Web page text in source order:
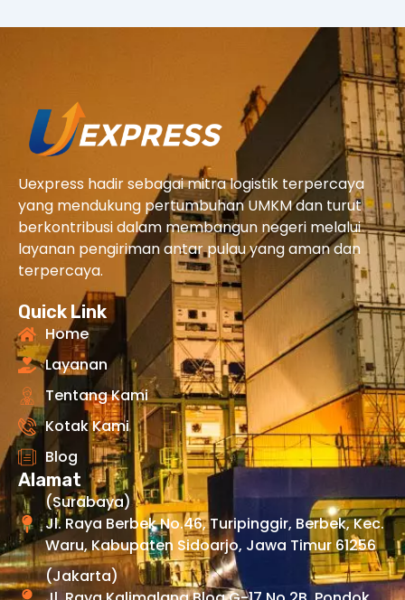
Uexpress hadir sebagai mitra logistik terpercaya
yang mendukung pertumbuhan UMKM dan turut
berkontribusi dalam membangun negeri melalui
layanan pengiriman antar pulau yang aman dan
terpercaya.
Quick Link
Home
Layanan
Tentang Kami
Kotak Kami
Blog
Alamat
(Surabaya)
Jl. Raya Berbek No.46, Turipinggir, Berbek, Kec.
Waru, Kabupaten Sidoarjo, Jawa Timur 61256
(Jakarta)